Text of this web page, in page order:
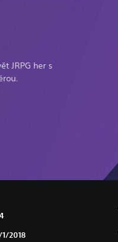
JRPG her s
2018